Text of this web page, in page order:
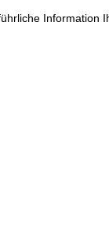
Information